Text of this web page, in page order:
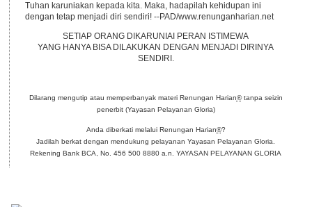
Tuhan karuniakan kepada kita. Maka, hadapilah kehidupan ini
dengan tetap menjadi diri sendiri! --PAD/www.renunganharian.net
SETIAP ORANG DIKARUNIAI PERAN ISTIMEWA
YANG HANYA BISA DILAKUKAN DENGAN MENJADI DIRINYA
SENDIRI.
Dilarang mengutip atau memperbanyak materi Renungan Harian®tanpa seizin
penerbit (Yayasan Pelayanan Gloria)
Anda diberkati melalui Renungan Harian®?
Jadilah berkat dengan mendukung pelayanan Yayasan Pelayanan Gloria.
Rekening Bank BCA, No. 456 500 8880 a.n. YAYASAN PELAYANAN GLORIA